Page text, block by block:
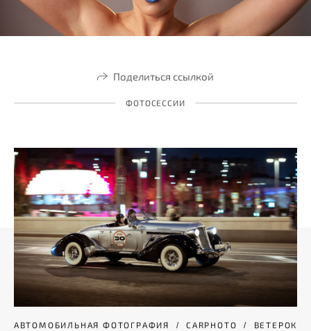
Поделиться ссылкой
ФОТОСЕССИИ
АВТОМОБИЛЬНАЯ ФОТОГРАФИЯ CARPHOTO ВЕТЕРОК